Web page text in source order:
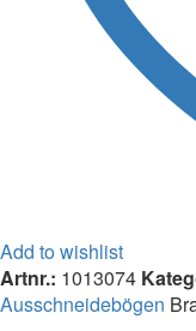
Add to wishlist
Artnr.: 1013074
Ausschneidebögen